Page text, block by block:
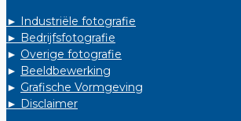
► Industriële fotografie
► Bedrijfsfotografie
► Overige fotografie
► Beeldbewerking
► Grafische Vormgeving
► Disclaimer